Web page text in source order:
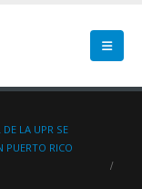
LA UPR SE
PUERTO RICO